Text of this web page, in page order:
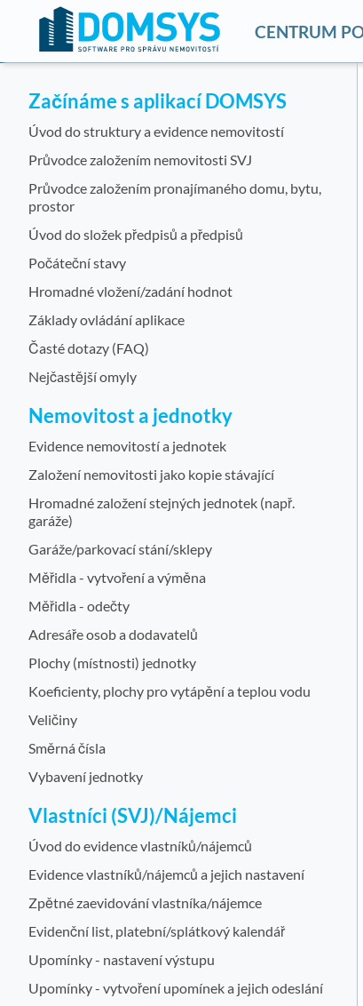
CENTRUM
Začínáme s aplikací DOMSYS
Úvod do struktury a evidence nemovitostí
Průvodce založením nemovitosti SVJ
Průvodce založením pronajímaného domu, bytu,
prostor
Úvod do složek předpisů a předpisů
Počáteční stavy
Hromadné vložení/zadání hodnot
Základy ovládání aplikace
Časté dotazy (FAQ)
Nejčastější omyly
Nemovitost a jednotky
Evidence nemovitostí a jednotek
Založení nemovitosti jako kopie stávající
Hromadné založení stejných jednotek (např.
garáže)
Garáže/parkovací stání/sklepy
Měřidla - vytvoření a výměna
Měřidla - odečty
Adresáře osob a dodavatelů
Plochy (místnosti) jednotky
Koeficienty, plochy pro vytápění a teplou vodu
Veličiny
Směrná čísla
Vybavení jednotky
Vlastníci (SVJ)/Nájemci
Úvod do evidence vlastníků/nájemců
Evidence vlastníků/nájemců a jejich nastavení
Zpětné zaevidování vlastníka/nájemce
Evidenční list, platební/splátkový kalendář
Upomínky - nastavení výstupu
Upomínky - vytvoření upomínek a jejich odeslání